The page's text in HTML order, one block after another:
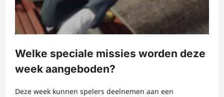
Welke speciale missies worden deze
week aangeboden?
Deze week kunnen spelers deelnemen aan een